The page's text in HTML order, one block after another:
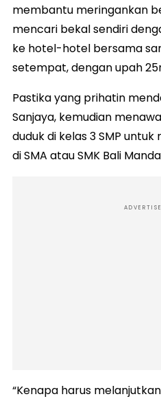
membantu meringankan
mencari bekal sendiri
ke hotel-hotel bersama
setempat, dengan upah
Pastika yang prihatin
Sanjaya, kemudian
duduk di kelas 3 SMP
di SMA atau SMK Bali
“Kenapa harus